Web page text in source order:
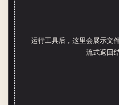
运行工具后，这里会展示文
流式返回结